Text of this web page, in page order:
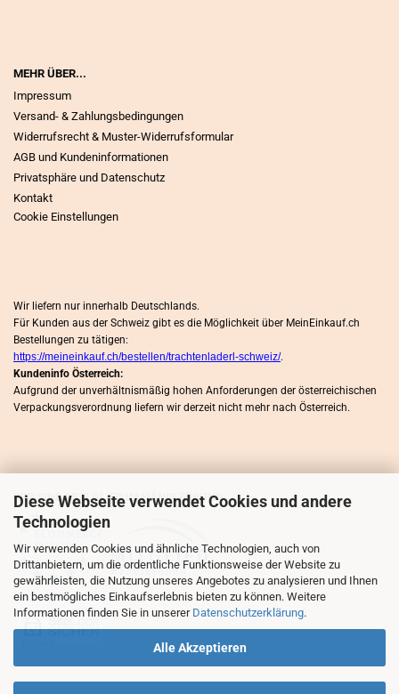
Diese Webseite verwendet Cookies und andere
Technologien
Wir verwenden Cookies und ähnliche Technologien, auch von
Drittanbietern, um die ordentliche Funktionsweise der Website zu
gewährleisten, die Nutzung unseres Angebotes zu analysieren und Ihnen
ein bestmögliches Einkaufserlebnis bieten zu können. Weitere
Informationen finden Sie in unserer Datenschutzerklärung.
Alle Akzeptieren
MEHR ÜBER...
Impressum
Versand- & Zahlungsbedingungen
Widerrufsrecht & Muster-Widerrufsformular
AGB und Kundeninformationen
Privatsphäre und Datenschutz
Kontakt
Cookie Einstellungen
Wir liefern nur innerhalb Deutschlands.
Für Kunden aus der Schweiz gibt es die Möglichkeit über MeinEinkauf.ch
Bestellungen zu tätigen:
https://meineinkauf.ch/bestellen/trachtenladerl-schweiz/.
Kundeninfo Österreich:
Aufgrund der unverhältnismäßig hohen Anforderungen der österreichischen
Verpackungsverordnung liefern wir derzeit nicht mehr nach Österreich.
WIR SIND MITLGLIED IM HÄNDLERBUND